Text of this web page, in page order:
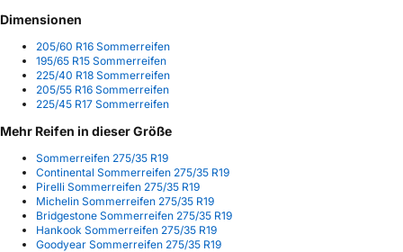
Dimensionen
205/60 R16 Sommerreifen
195/65 R15 Sommerreifen
225/40 R18 Sommerreifen
205/55 R16 Sommerreifen
225/45 R17 Sommerreifen
Mehr Reifen in dieser Größe
Sommerreifen 275/35 R19
Continental Sommerreifen 275/35 R19
Pirelli Sommerreifen 275/35 R19
Michelin Sommerreifen 275/35 R19
Bridgestone Sommerreifen 275/35 R19
Hankook Sommerreifen 275/35 R19
Goodyear Sommerreifen 275/35 R19